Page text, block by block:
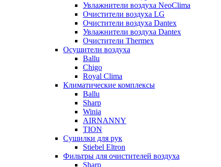
Увлажнители воздуха NeoClima
Очистители воздуха LG
Очистители воздуха Dantex
Увлажнители воздуха Dantex
Очистители Thermex
Осушители воздуха
Ballu
Chigo
Royal Clima
Климатические комплексы
Ballu
Sharp
Winia
AIRNANNY
TION
Сушилки для рук
Stiebel Eltron
Фильтры для очистителей воздуха
Sharp